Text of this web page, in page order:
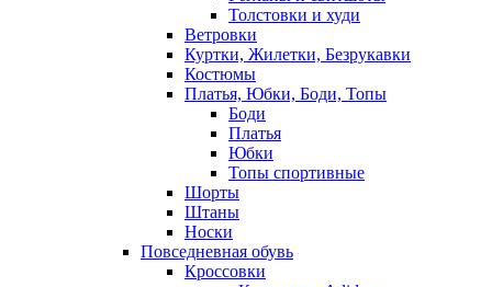
Толстовки и худи
Ветровки
Куртки, Жилетки, Безрукавки
Костюмы
Платья, Юбки, Боди, Топы
Боди
Платья
Юбки
Топы спортивные
Шорты
Штаны
Носки
Повседневная обувь
Кроссовки